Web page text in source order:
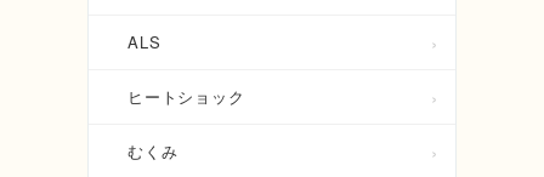
ALS
ヒートショック
むくみ